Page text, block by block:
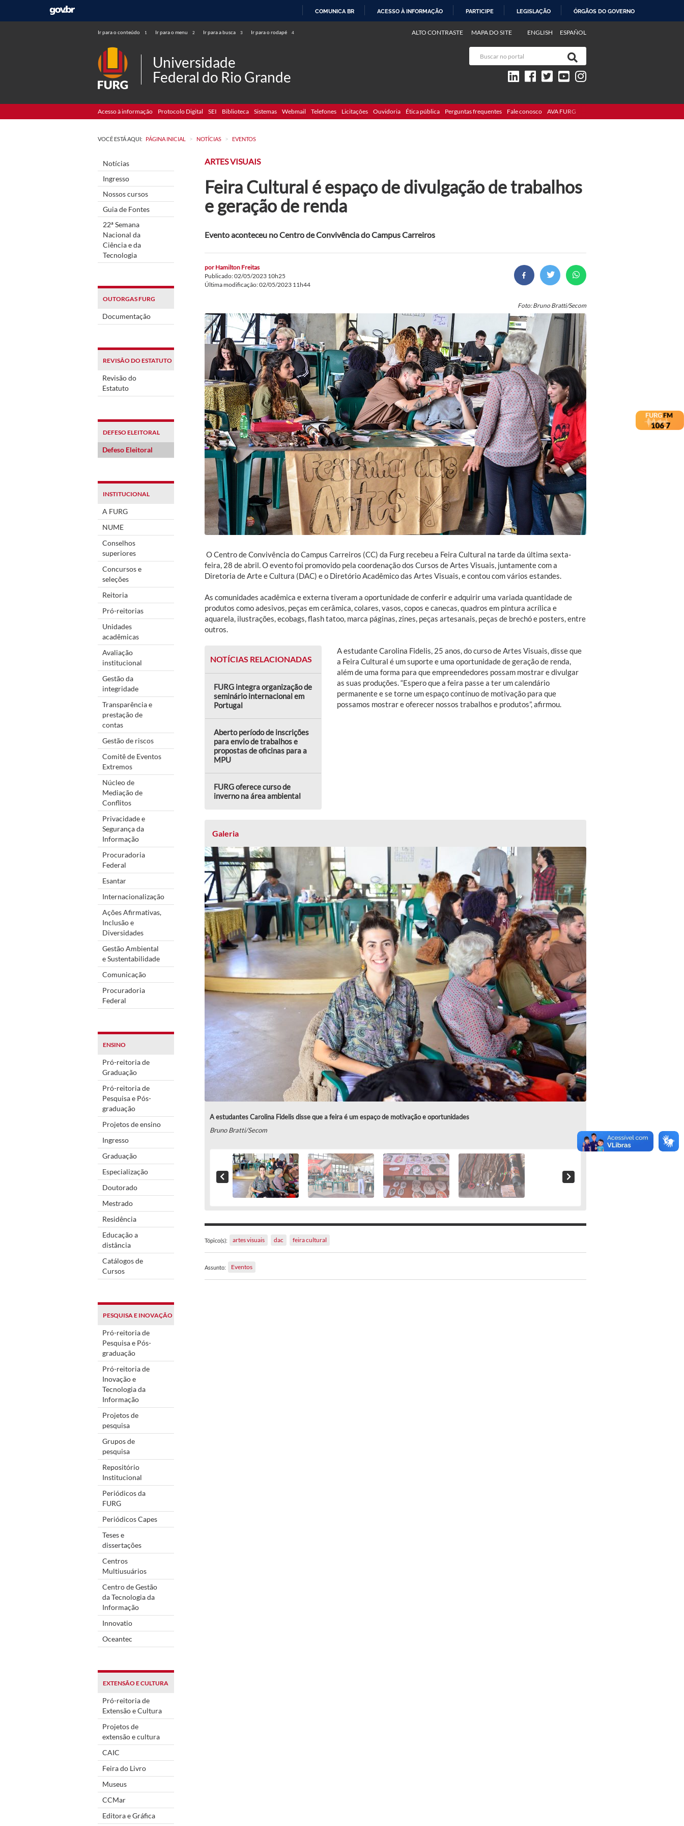
COMUNICA BR ACESSO À INFORMAÇÃO PARTICIPE LEGISLAÇÃO ÓRGÃOS DO GOVERNO
Ir para o conteúdo 1 Ir para o menu 2 Ir para a busca 3 Ir para o rodapé 4 ENGLISH ESPAÑOL
ALTO CONTRASTE MAPA DO SITE
Universidade
Federal do Rio Grande
Acesso à informação Protocolo Digital SEI Biblioteca Sistemas Webmail Telefones Licitações Ouvidoria Ética pública Perguntas frequentes Fale conosco AVA FURG
VOCÊ ESTÁ AQUI: PÁGINA INICIAL > NOTÍCIAS > EVENTOS
Notícias
Ingresso
Nossos cursos
Guia de Fontes
22ª Semana
Nacional da
Ciência e da
Tecnologia
OUTORGAS FURG
Documentação
REVISÃO DO ESTATUTO
Revisão do
Estatuto
DEFESO ELEITORAL
Defeso Eleitoral
INSTITUCIONAL
A FURG
NUME
Conselhos
superiores
Concursos e
seleções
Reitoria
Pró-reitorias
Unidades
acadêmicas
Avaliação
institucional
Gestão da
integridade
Transparência e
prestação de
contas
Gestão de riscos
Comitê de Eventos
Extremos
Núcleo de
Mediação de
Conflitos
Privacidade e
Segurança da
Informação
Procuradoria
Federal
Esantar
Internacionalização
Ações Afirmativas,
Inclusão e
Diversidades
Gestão Ambiental
e Sustentabilidade
Comunicação
Procuradoria
Federal
ENSINO
Pró-reitoria de
Graduação
Pró-reitoria de
Pesquisa e Pós-
graduação
Projetos de ensino
Ingresso
Graduação
Especialização
Doutorado
Mestrado
Residência
Educação a
distância
Catálogos de
Cursos
PESQUISA E INOVAÇÃO
Pró-reitoria de
Pesquisa e Pós-
graduação
Pró-reitoria de
Inovação e
Tecnologia da
Informação
Projetos de
pesquisa
Grupos de
pesquisa
Repositório
Institucional
Periódicos da
FURG
Periódicos Capes
Teses e
dissertações
Centros
Multiusuários
Centro de Gestão
da Tecnologia da
Informação
Innovatio
Oceantec
EXTENSÃO E CULTURA
Pró-reitoria de
Extensão e Cultura
Projetos de
extensão e cultura
CAIC
Feira do Livro
Museus
CCMar
Editora e Gráfica
ARTES VISUAIS
Feira Cultural é espaço de divulgação de trabalhos
e geração de renda
Evento aconteceu no Centro de Convivência do Campus Carreiros
por Hamilton Freitas
Publicado: 02/05/2023 10h25
Última modificação: 02/05/2023 11h44
Foto: Bruno Bratti/Secom
O Centro de Convivência do Campus Carreiros (CC) da Furg recebeu a Feira Cultural na tarde da última sexta-
feira, 28 de abril. O evento foi promovido pela coordenação dos Cursos de Artes Visuais, juntamente com a
Diretoria de Arte e Cultura (DAC) e o Diretório Acadêmico das Artes Visuais, e contou com vários estandes.
As comunidades acadêmica e externa tiveram a oportunidade de conferir e adquirir uma variada quantidade de
produtos como adesivos, peças em cerâmica, colares, vasos, copos e canecas, quadros em pintura acrílica e
aquarela, ilustrações, ecobags, flash tatoo, marca páginas, zines, peças artesanais, peças de brechó e posters, entre
outros.
NOTÍCIAS RELACIONADAS
FURG integra organização de
seminário internacional em
Portugal
Aberto período de inscrições
para envio de trabalhos e
propostas de oficinas para a
MPU
FURG oferece curso de
inverno na área ambiental
A estudante Carolina Fidelis, 25 anos, do curso de Artes Visuais, disse que
a Feira Cultural é um suporte e uma oportunidade de geração de renda,
além de uma forma para que empreendedores possam mostrar e divulgar
as suas produções. “Espero que a feira passe a ter um calendário
permanente e se torne um espaço contínuo de motivação para que
possamos mostrar e oferecer nossos trabalhos e produtos”, afirmou.
Galeria
A estudantes Carolina Fidelis disse que a feira é um espaço de motivação e oportunidades
Bruno Bratti/Secom
Tópico(s): artes visuais dac feira cultural
Assunto: Eventos